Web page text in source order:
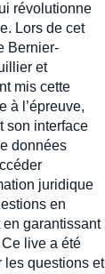
révolutionne
Lors de cet
Bernier-
et
mis cette
à l’épreuve,
son interface
données
juridique
en
en garantissant
live a été
les questions et